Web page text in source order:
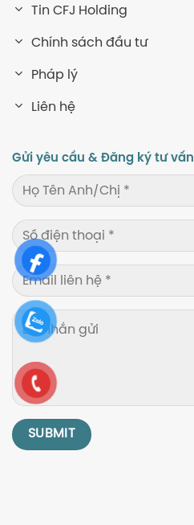
Tin CFJ Holding
Chính sách đầu tư
Pháp lý
Liên hệ
Gửi yêu cầu & Đăng ký tư vấn